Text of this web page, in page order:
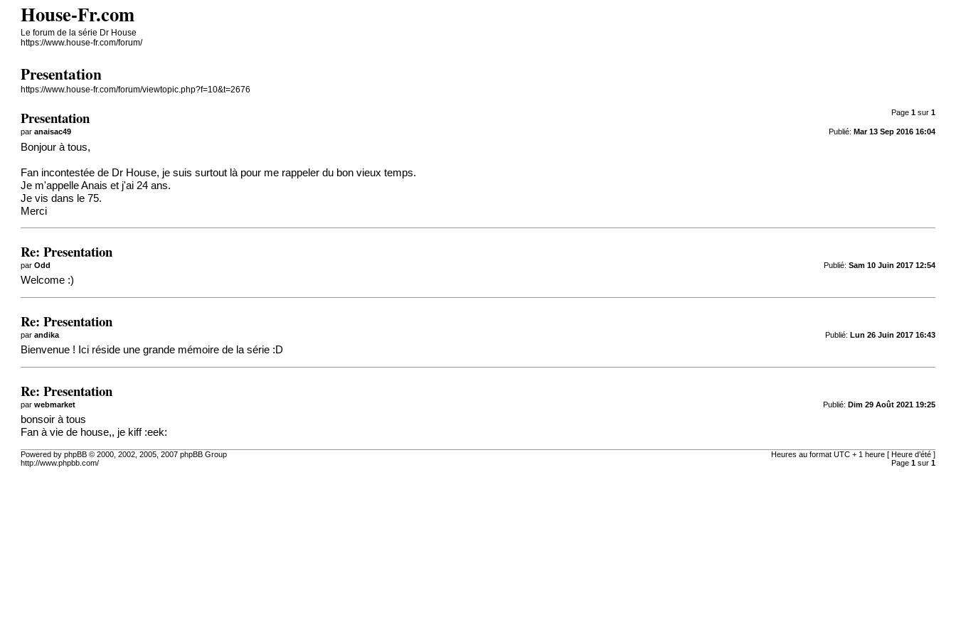
House-Fr.com
Le forum de la série Dr House
https://www.house-fr.com/forum/
Presentation
https://www.house-fr.com/forum/viewtopic.php?f=10&t=2676
Page 1sur 1
Presentation
Publié: Mar 13 Sep 2016 16:04
paranaisac49
Bonjour à tous,
Fan incontestée de Dr House, je suis surtout là pour me rappeler du bon vieux temps.
Je m'appelle Anais et j'ai 24 ans.
Je vis dans le 75.
Merci
Re: Presentation
Publié: Sam 10 Juin 2017 12:54
parOdd
Welcome :)
Re: Presentation
Publié: Lun 26 Juin 2017 16:43
parandika
Bienvenue ! Ici réside une grande mémoire de la série :D
Re: Presentation
Publié: Dim 29 Août 2021 19:25
parwebmarket
bonsoir à tous
Fan à vie de house,, je kiff :eek:
Heures au format UTC + 1 heure [ Heure d’été ]
Page 1sur 1
Powered by phpBB © 2000, 2002, 2005, 2007 phpBB Group
http://www.phpbb.com/